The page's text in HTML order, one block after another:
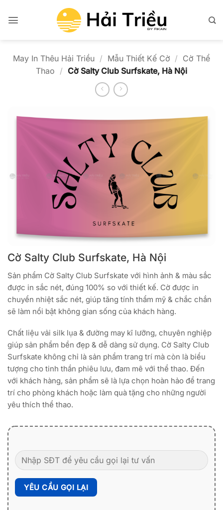
qua
May In Thêu Hải Triều / Mẫu Thiết Kế Cờ / Cờ Thể
Thao / Cờ Salty Club Surfskate, Hà Nội
Cờ Salty Club Surfskate, Hà Nội
Sản phẩm Cờ Salty Club Surfskate với hình ảnh & màu sắc
được in sắc nét, đúng 100% so với thiết kế. Cờ được in
chuyển nhiệt sắc nét, giúp tăng tính thẩm mỹ & chắc chắn
sẽ làm nổi bật không gian sống của khách hàng.
Chất liệu vải silk lụa & đường may kĩ lưỡng, chuyên nghiệp
giúp sản phẩm bền đẹp & dễ dàng sử dụng. Cờ Salty Club
Surfskate không chỉ là sản phẩm trang trí mà còn là biểu
tượng cho tinh thần phiêu lưu, đam mê với thể thao. Đến
với khách hàng, sản phẩm sẽ là lựa chọn hoàn hảo để trang
trí cho phòng khách hoặc làm quà tặng cho những người
yêu thích thể thao.